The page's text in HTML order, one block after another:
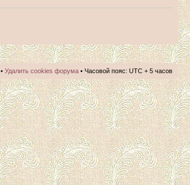
• Удалить cookies форума • Часовой пояс: UTC + 5 часов